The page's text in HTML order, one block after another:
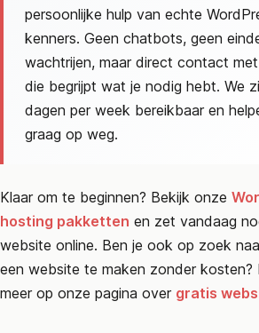
persoonlijke hulp van echte
kenners. Geen chatbots, geen
wachtrijen, maar direct contact met
die begrijpt wat je nodig hebt. We
dagen per week bereikbaar en
graag op weg.
Klaar om te beginnen? Bekijk onze
hosting pakketten en zet vandaag
website online. Ben je ook op zoek
een website te maken zonder kosten?
meer op onze pagina over gratis